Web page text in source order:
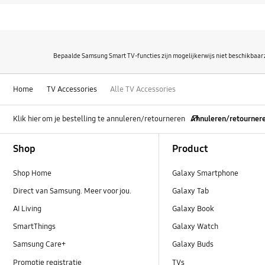
Bepaalde Samsung Smart TV-functies zijn mogelijkerwijs niet
Home TV Accessories Alle TV Accessories
Klik hier om je bestelling te annuleren/retourneren Annuleren/
Shop
Shop Home
Direct van Samsung. Meer voor jou.
AI Living
SmartThings
Samsung Care+
Promotie registratie
Product
Galaxy Smartphone
Galaxy Tab
Galaxy Book
Galaxy Watch
Galaxy Buds
TVs